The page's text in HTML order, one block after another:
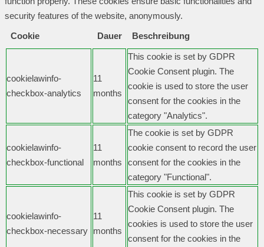
security features of the website, anonymously.
Cookie
Dauer Beschreibung
cookielawinfo-
checkbox-analytics
11
months
This cookie is set by GDPR
Cookie Consent plugin. The
cookie is used to store the user
consent for the cookies in the
category "Analytics".
cookielawinfo-
checkbox-functional
11
months
The cookie is set by GDPR
cookie consent to record the user
consent for the cookies in the
category "Functional".
cookielawinfo-
checkbox-necessary
11
months
This cookie is set by GDPR
Cookie Consent plugin. The
cookies is used to store the user
consent for the cookies in the